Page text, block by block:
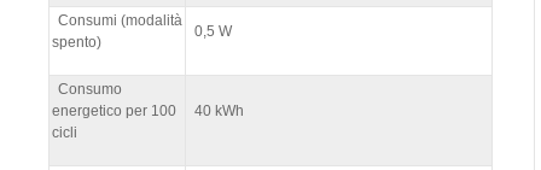
Consumi (modalità
spento)
0,5 W
Consumo
energetico per 100
cicli
40 kWh